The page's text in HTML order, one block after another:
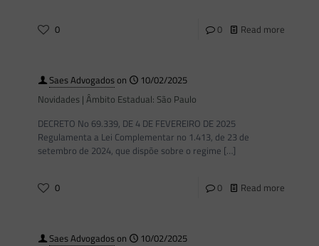
0 0 Read more
Saes Advogadoson
10/02/2025
Novidades | Âmbito Estadual: São Paulo
DECRETO No 69.339, DE 4 DE FEVEREIRO DE 2025
Regulamenta a Lei Complementar no 1.413, de 23 de
setembro de 2024, que dispõe sobre o regime […]
0 0 Read more
Saes Advogadoson
10/02/2025